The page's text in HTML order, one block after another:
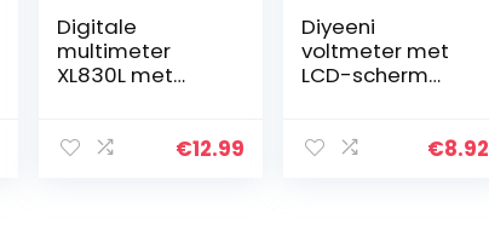
Digitale
multimeter
XL830L met
ichting,
€12.99
Diyeeni
voltmeter met
LCD-scherm
multifunctionele
€8.92